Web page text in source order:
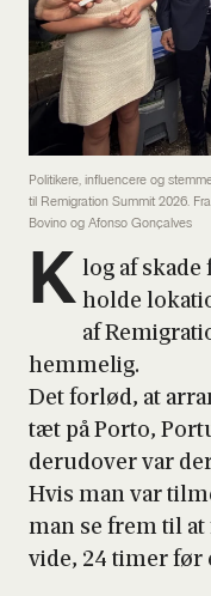
Politikere, influencere og
til Remigration Summit 2026.
Bovino og Afonso Gonçalves
K log af ska­de
hol­de
af
hem­me­lig.
Det for­lød, at
tæt på Por­to,
der­u­d­over var
Hvis man var
man se frem til at
vide, 24 timer før